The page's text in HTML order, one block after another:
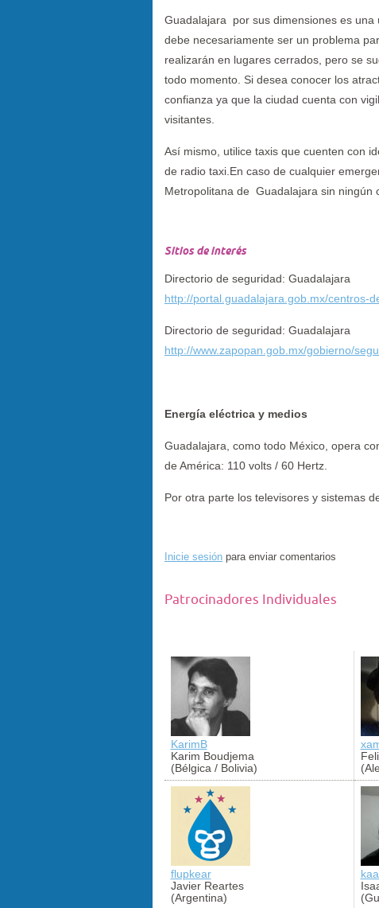
Guadalajara por sus dimensiones es
debe necesariamente ser un problema
realizarán en lugares cerrados, pero se
todo momento. Si desea conocer los
confianza ya que la ciudad cuenta con
visitantes.
Así mismo, utilice taxis que cuenten con
de radio taxi.En caso de cualquier
Metropolitana de Guadalajara sin ningún
Sitios de interés
Directorio de seguridad: Guadalajara
http://portal.guadalajara.gob.mx/centros-
Directorio de seguridad: Guadalajara
http://www.zapopan.gob.mx/gobierno/
Energía eléctrica y medios
Guadalajara, como todo México, opera
de América: 110 volts / 60 Hertz.
Por otra parte los televisores y sistemas
Inicie sesión para enviar comentarios
Patrocinadores Individuales
KarimB
Karim Boudjema
(Bélgica / Bolivia)
flupkear
Javier Reartes
(Argentina)